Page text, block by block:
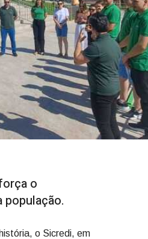
o
população.
o Sicredi, em